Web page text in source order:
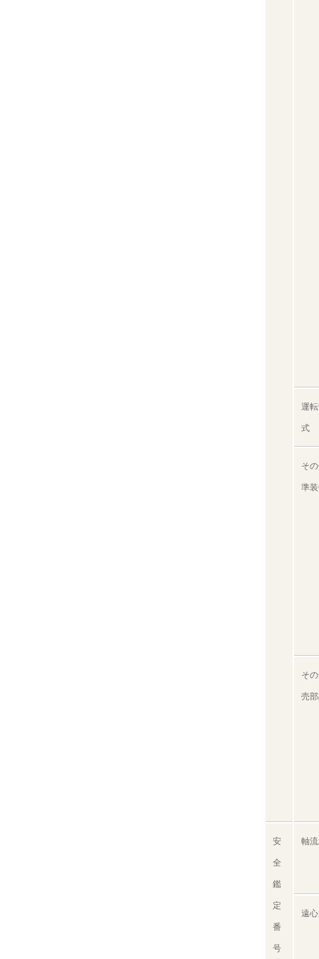
運
式
そ
準
そ
売
安
全
鑑
定
番
号
軸
遠